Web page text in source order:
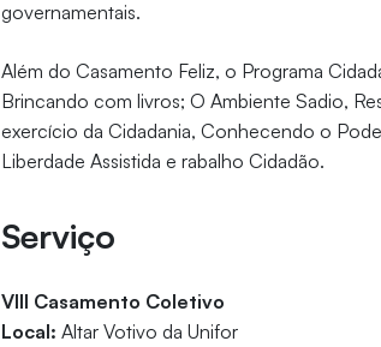
governamentais.
Além do Casamento Feliz, o Programa
Brincando com livros; O Ambiente Sadio,
exercício da Cidadania, Conhecendo o
Liberdade Assistida e rabalho Cidadão.
Serviço
VIII Casamento Coletivo
Local: Altar Votivo da Unifor